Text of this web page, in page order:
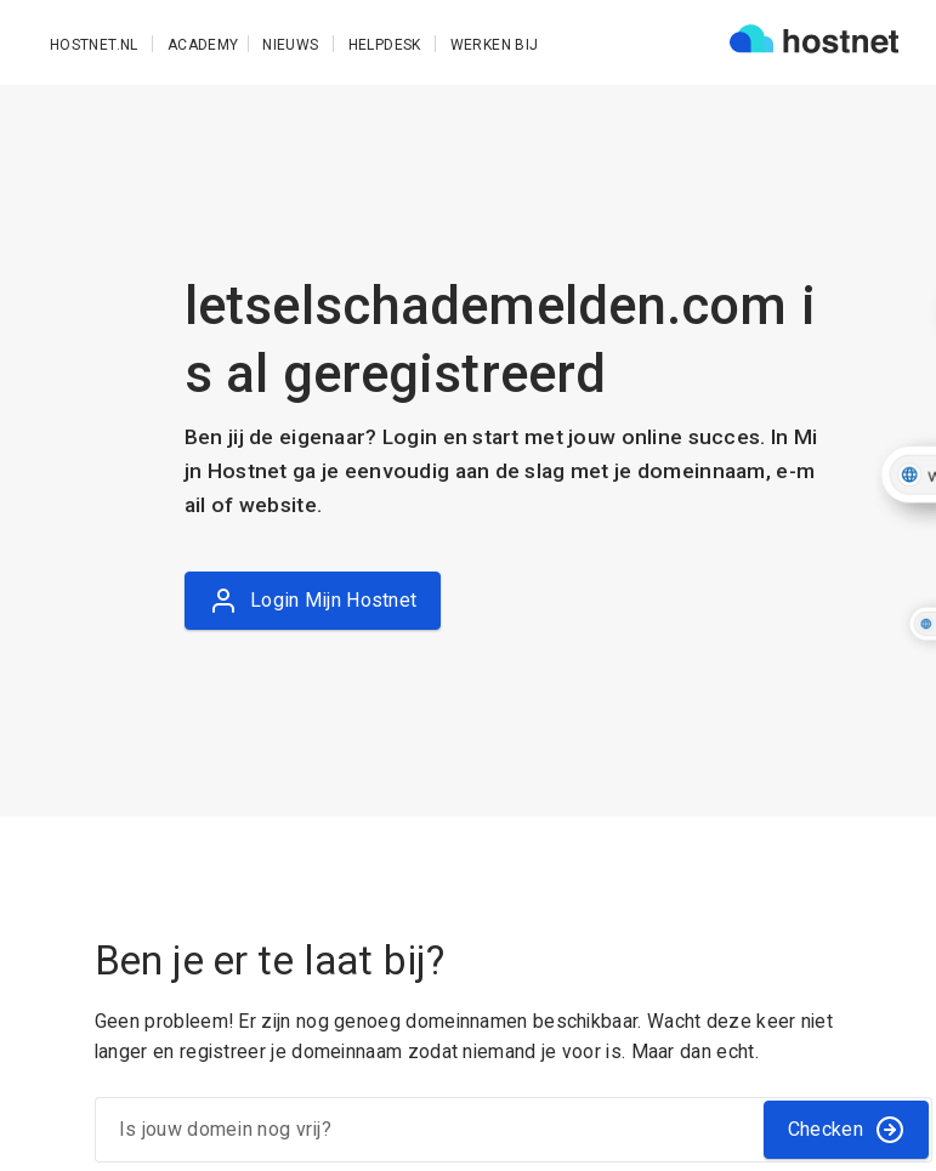
HOSTNET.NL ACADEMY NIEUWS HELPDESK WERKEN BIJ
letselschademelden.com i
s al geregistreerd
Ben jij de eigenaar? Login en start met jouw online succes. In Mi
jn Hostnet ga je eenvoudig aan de slag met je domeinnaam, e-m
ail of website.
Login Mijn Hostnet
Ben je er te laat bij?
Geen probleem! Er zijn nog genoeg domeinnamen beschikbaar. Wacht deze keer niet
langer en registreer je domeinnaam zodat niemand je voor is. Maar dan echt.
Checken